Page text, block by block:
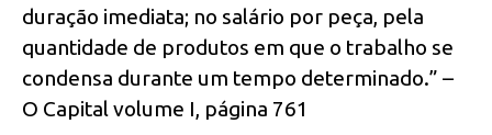
duração imediata; no salário por peça, pela
quantidade de produtos em que o trabalho se
condensa durante um tempo determinado.” –
O Capital volume I, página 761